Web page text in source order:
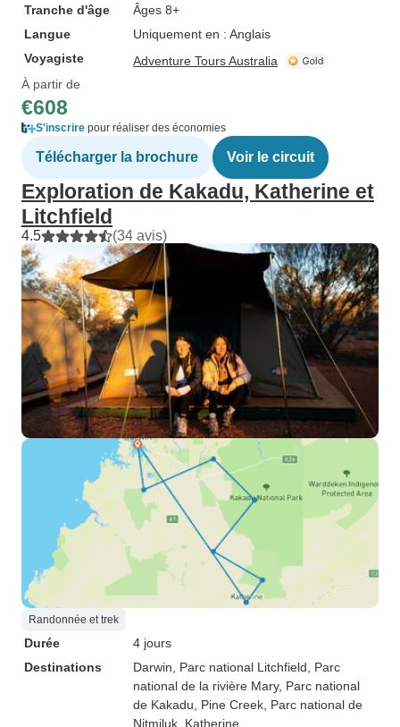
Tranche d'âge
Âges 8+
Langue
Uniquement en : Anglais
Voyagiste
Adventure Tours Australia
À partir de
€608
S'inscrire pour réaliser des économies
Télécharger la brochure Voir le circuit
Exploration de Kakadu, Katherine et
Litchfield
4.5 (34 avis)
Randonnée et trek
Durée
4 jours
Destinations
Darwin , Parc national Litchfield , Parc
national de la rivière Mary, Parc national
de Kakadu , Pine Creek , Parc national de
Nitmiluk , Katherine